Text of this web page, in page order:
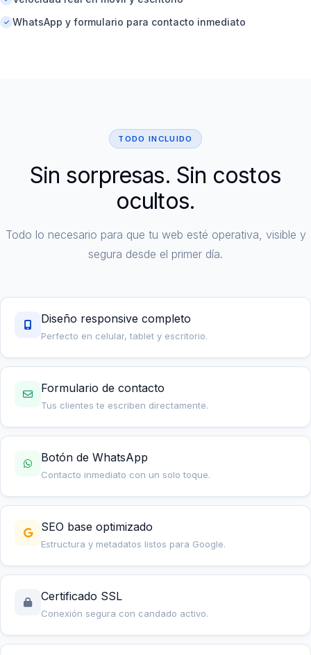
WhatsApp y formulario para contacto inmediato
TODO INCLUIDO
Sin sorpresas. Sin costos
ocultos.
Todo lo necesario para que tu web esté operativa, visible y
segura desde el primer día.
Diseño responsive completo
Perfecto en celular, tablet y escritorio.
Formulario de contacto
Tus clientes te escriben directamente.
Botón de WhatsApp
Contacto inmediato con un solo toque.
SEO base optimizado
Estructura y metadatos listos para Google.
Certificado SSL
Conexión segura con candado activo.